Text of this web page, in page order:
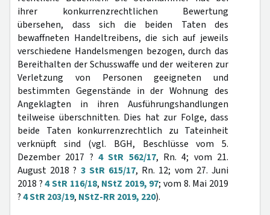
ihrer konkurrenzrechtlichen Bewertung
übersehen, dass sich die beiden Taten des
bewaffneten Handeltreibens, die sich auf jeweils
verschiedene Handelsmengen bezogen, durch das
Bereithalten der Schusswaffe und der weiteren zur
Verletzung von Personen geeigneten und
bestimmten Gegenstände in der Wohnung des
Angeklagten in ihren Ausführungshandlungen
teilweise überschnitten. Dies hat zur Folge, dass
beide Taten konkurrenzrechtlich zu Tateinheit
verknüpft sind (vgl. BGH, Beschlüsse vom 5.
Dezember 2017 ? 4 StR 562/17, Rn. 4; vom 21.
August 2018 ? 3 StR 615/17, Rn. 12; vom 27. Juni
2018 ?4 StR 116/18, NStZ 2019, 97; vom 8. Mai 2019
?4 StR 203/19, NStZ-RR 2019, 220).